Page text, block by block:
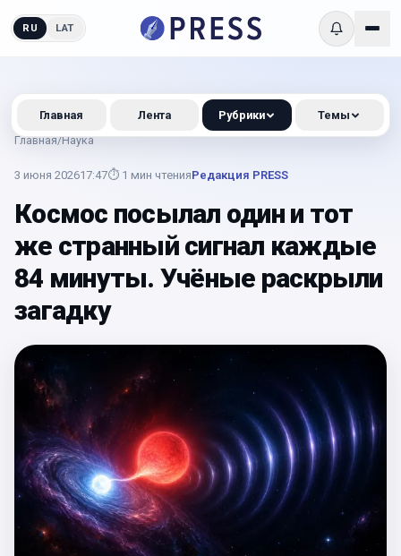
RU LAT
Главная/Наука
3 июня 202617:47⏱ 1 мин чтенияРедакция PRESS
Космос посылал один и тот
же странный сигнал каждые
84 минуты. Учёные раскрыли
загадку
Главная Лента Рубрики Темы